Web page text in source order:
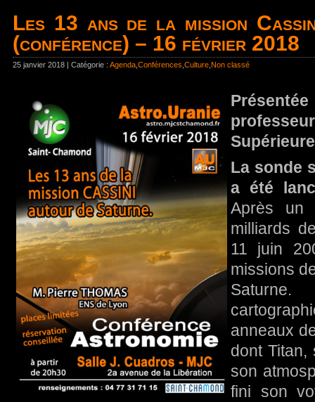
Les 13 ans de la mission
(conférence) – 16 février 2018
25 janvier 2018 | Catégorie : Agenda Conférences Culture Non classé
La sonde
a été
Après un
milliards
11 juin
missions
anneaux
dont Titan,
son
fini son